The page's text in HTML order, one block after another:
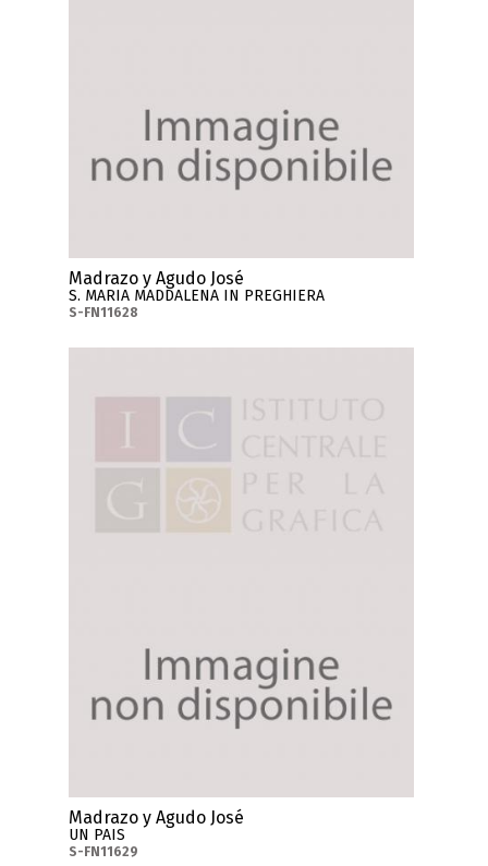
Madrazo y Agudo José
S. MARIA MADDALENA IN PREGHIERA
S-FN11628
Madrazo y Agudo José
UN PAIS
S-FN11629